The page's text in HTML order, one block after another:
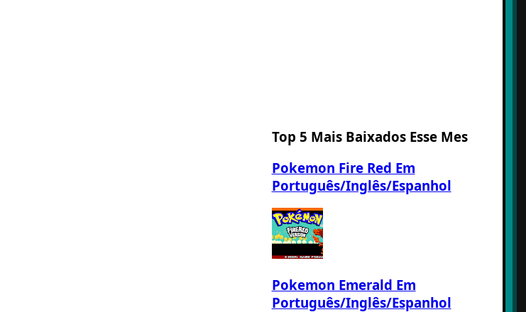
Top 5 Mais Baixados Esse Mes
Pokemon Fire Red Em
Português/Inglês/Espanhol
Pokemon Emerald Em
Português/Inglês/Espanhol